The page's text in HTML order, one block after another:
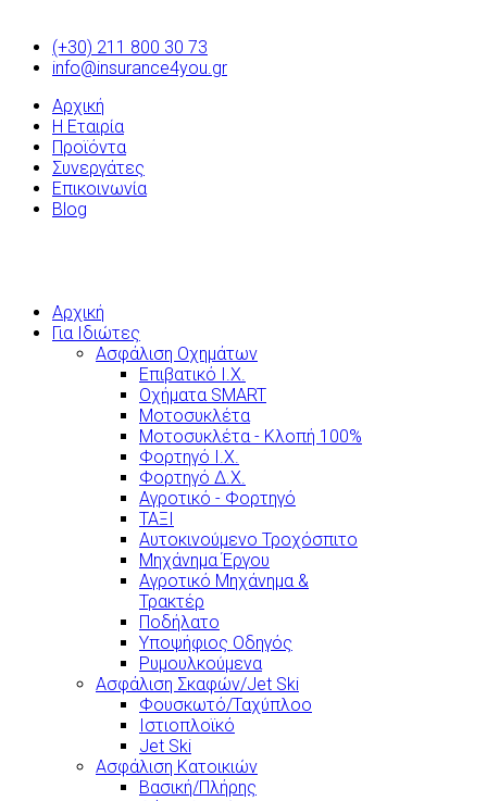
(+30) 211 800 30 73
info@insurance4you.gr
Αρχική
Η Εταιρία
Προϊόντα
Συνεργάτες
Επικοινωνία
Blog
Αρχική
Για Ιδιώτες
Ασφάλιση Οχημάτων
Επιβατικό Ι.Χ.
Οχήματα SMART
Μοτοσυκλέτα
Μοτοσυκλέτα - Κλοπή 100%
Φορτηγό Ι.Χ.
Φορτηγό Δ.Χ.
Αγροτικό - Φορτηγό
ΤΑΞΙ
Αυτοκινούμενο Τροχόσπιτο
Μηχάνημα Έργου
Αγροτικό Μηχάνημα &
Τρακτέρ
Ποδήλατο
Υποψήφιος Οδηγός
Ρυμουλκούμενα
Ασφάλιση Σκαφών/Jet Ski
Φουσκωτό/Ταχύπλοο
Ιστιοπλοϊκό
Jet Ski
Ασφάλιση Κατοικιών
Βασική/Πλήρης